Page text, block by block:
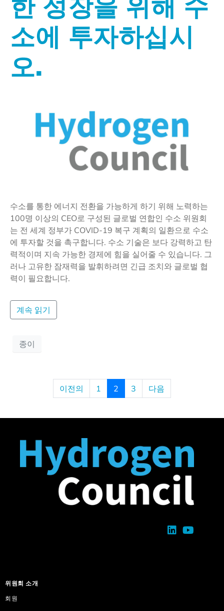
한 성장을 위해 수
소에 투자하십시
오.
수소를 통한 에너지 전환을 가능하게 하기 위해 노력하는
100명 이상의 CEO로 구성된 글로벌 연합인 수소 위원회
는 전 세계 정부가 COVID-19 복구 계획의 일환으로 수소
에 투자할 것을 촉구합니다. 수소 기술은 보다 강력하고 탄
력적이며 지속 가능한 경제에 힘을 실어줄 수 있습니다. 그
러나 고유한 잠재력을 발휘하려면 긴급 조치와 글로벌 협
력이 필요합니다.
계속 읽기
종이
이전의 1 2 3 다음
위원회 소개
회원